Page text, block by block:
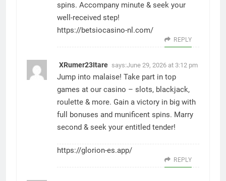
spins. Accompany minute & seek your
well-received step!
https://betsiocasino-nl.com/
REPLY
XRumer23Itare says:June 29, 2026 at 3:12 pm
Jump into malaise! Take part in top
games at our casino – slots, blackjack,
roulette & more. Gain a victory in big with
full bonuses and munificent spins. Marry
second & seek your entitled tender!
https://glorion-es.app/
REPLY